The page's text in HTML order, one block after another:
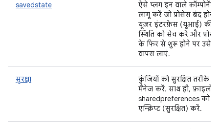
savedstate
ऐसे प्लग इन वाले कॉम्पोनेंट
लागू करें जो प्रोसेस बंद होने
यूज़र इंटरफ़ेस (यूआई) की
स्थिति को सेव करें और
के फिर से शुरू होने पर उसे
वापस लाएं.
सुरक्षा
कुंजियों को सुरक्षित तरीके से
मैनेज करें. साथ ही, फ़ाइलों
sharedpreferences को
एन्क्रिप्ट (सुरक्षित) करें.